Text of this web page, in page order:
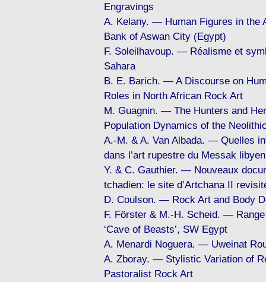
Engravings
A. Kelany. — Human Figures in the
Bank of Aswan City (Egypt)
F. Soleilhavoup. — Réalisme et
Sahara
B. E. Barich. — A Discourse on
Roles in North African Rock Art
M. Guagnin. — The Hunters and
Population Dynamics of the
A.-M. & A. Van Albada. — Quelles
dans l’art rupestre du Messak
Y. & C. Gauthier. — Nouveaux
tchadien: le site d’Artchana II
D. Coulson. — Rock Art and Body
F. Förster & M.-H. Scheid. —
‘Cave of Beasts’, SW Egypt
A. Menardi Noguera. — Uweinat
A. Zboray. — Stylistic Variation of
Pastoralist Rock Art